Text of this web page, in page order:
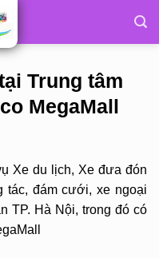
Trung tâm
MegaMall
Xe du lịch, Xe đưa đón
tác, đám cưới, xe ngoại
TP. Hà Nội, trong đó có